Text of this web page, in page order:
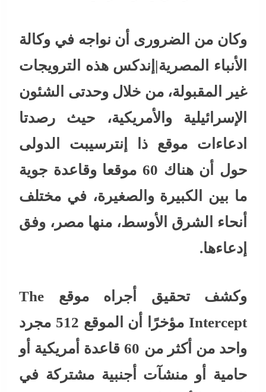
وكان من الضرورى أن نواجه في وكالة
الأنباء المصرية|إندكس هذه الترويجات
غير المقبولة، من خلال وحدتى الشئون
الإسرائيلية والأمريكية، حيث رصدتا
ادعاءات موقع ذا إنترسيبت الدولى
حول أن هناك 60 موقعا وقاعدة جوية
ما بين الكبيرة والصغيرة، في مختلف
أنحاء الشرق الأوسط، منها مصر، وفق
إدعاءها.
وكشف تحقيق أجراه موقع The
Intercept مؤخرًا أن الموقع 512 مجرد
واحد من أكثر من 60 قاعدة أمريكية أو
حامية أو منشآت أجنبية مشتركة في